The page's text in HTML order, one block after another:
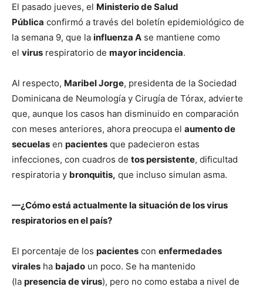
El pasado jueves, el Ministerio de Salud
Pública confirmó a través del boletín epidemiológico de
la semana 9, que la influenza A se mantiene como
el virus respiratorio de mayor incidencia.
Al respecto, Maribel Jorge, presidenta de la Sociedad
Dominicana de Neumología y Cirugía de Tórax, advierte
que, aunque los casos han disminuido en comparación
con meses anteriores, ahora preocupa el aumento de
secuelas en pacientes que padecieron estas
infecciones, con cuadros de tos persistente, dificultad
respiratoria y bronquitis, que incluso simulan asma.
—¿Cómo está actualmente la situación de los virus
respiratorios en el país?
El porcentaje de los pacientes con enfermedades
virales ha bajado un poco. Se ha mantenido
(la presencia de virus), pero no como estaba a nivel de